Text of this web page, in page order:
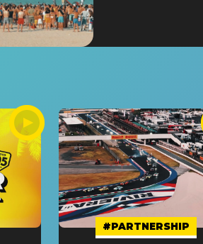
#PARTNERSHIP